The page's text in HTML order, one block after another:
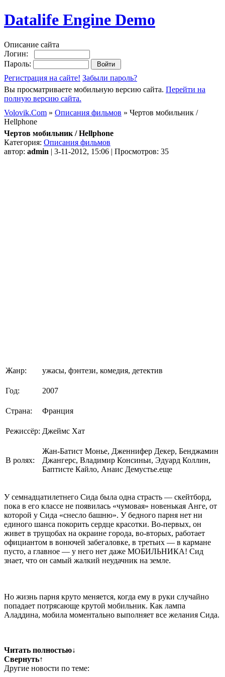
Datalife Engine Demo
Описание сайта
Логин:
Пароль:
Регистрация на сайте! Забыли пароль?
Вы просматриваете мобильную версию сайта. Перейти на
полную версию сайта.
Volovik.Com » Описания фильмов » Чертов мобильник /
Hellphone
Чертов мобильник / Hellphone
Категория: Описания фильмов
автор: admin | 3-11-2012, 15:06 | Просмотров: 35
Жанр: ужасы, фэнтези, комедия, детектив
Год: 2007
Страна: Франция
Режиссёр: Джеймс Хат
В ролях:
Жан-Батист Монье, Дженнифер Декер, Бенджамин
Джангерс, Владимир Консиньи, Эдуард Коллин,
Баптисте Кайло, Анаис Демустье.еще
У семнадцатилетнего Сида была одна страсть — скейтборд,
пока в его классе не появилась «чумовая» новенькая Анге, от
которой у Сида «снесло башню». У бедного парня нет ни
единого шанса покорить сердце красотки. Во-первых, он
живет в трущобах на окраине города, во-вторых, работает
официантом в вонючей забегаловке, в третьих — в кармане
пусто, а главное — у него нет даже МОБИЛЬНИКА! Сид
знает, что он самый жалкий неудачник на земле.
Но жизнь парня круто меняется, когда ему в руки случайно
попадает потрясающе крутой мобильник. Как лампа
Аладдина, мобила моментально выполняет все желания Сида.
Читать полностью↓
Свернуть↑
Другие новости по теме: